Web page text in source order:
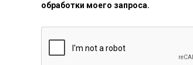
обработки моего запроса.